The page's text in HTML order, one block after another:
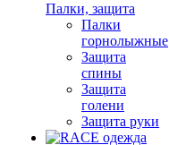
Палки, защита
Палки
горнолыжные
Защита
спины
Защита
голени
Защита руки